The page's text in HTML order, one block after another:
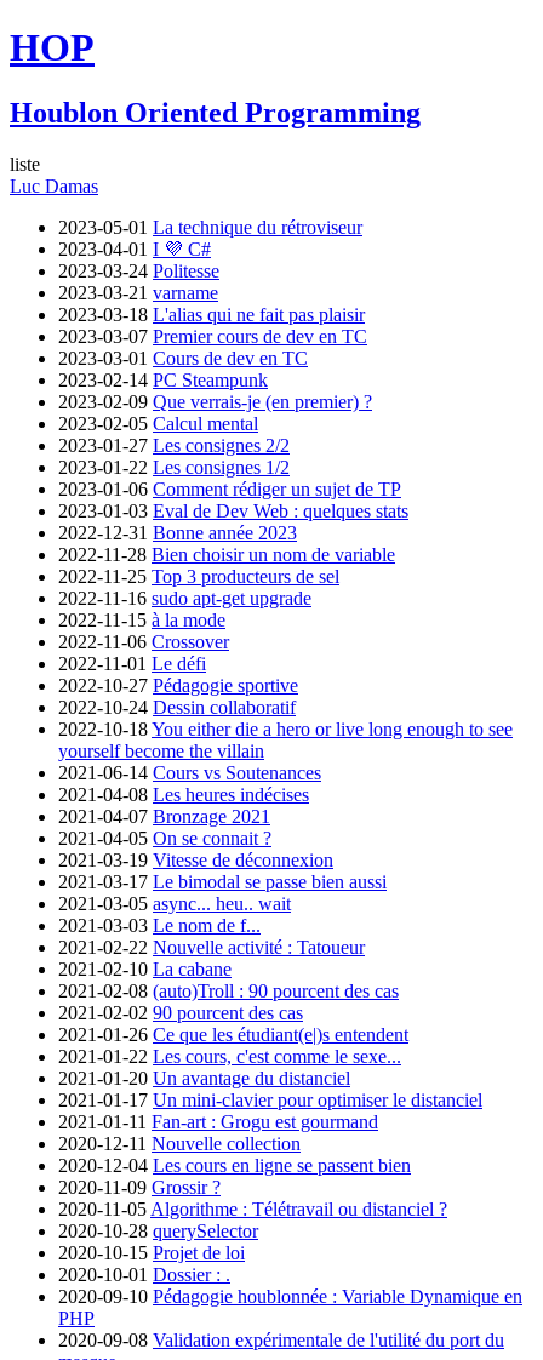
HOP
Houblon Oriented Programming
liste
Luc Damas
2023-05-01 La technique du rétroviseur
2023-04-01 I 💜 C#
2023-03-24 Politesse
2023-03-21 varname
2023-03-18 L'alias qui ne fait pas plaisir
2023-03-07 Premier cours de dev en TC
2023-03-01 Cours de dev en TC
2023-02-14 PC Steampunk
2023-02-09 Que verrais-je (en premier) ?
2023-02-05 Calcul mental
2023-01-27 Les consignes 2/2
2023-01-22 Les consignes 1/2
2023-01-06 Comment rédiger un sujet de TP
2023-01-03 Eval de Dev Web : quelques stats
2022-12-31 Bonne année 2023
2022-11-28 Bien choisir un nom de variable
2022-11-25 Top 3 producteurs de sel
2022-11-16 sudo apt-get upgrade
2022-11-15 à la mode
2022-11-06 Crossover
2022-11-01 Le défi
2022-10-27 Pédagogie sportive
2022-10-24 Dessin collaboratif
2022-10-18You either die a hero or live long enough to see
yourself become the villain
2021-06-14 Cours vs Soutenances
2021-04-08 Les heures indécises
2021-04-07 Bronzage 2021
2021-04-05 On se connait ?
2021-03-19 Vitesse de déconnexion
2021-03-17 Le bimodal se passe bien aussi
2021-03-05 async... heu.. wait
2021-03-03 Le nom de f...
2021-02-22 Nouvelle activité : Tatoueur
2021-02-10 La cabane
2021-02-08 (auto)Troll : 90 pourcent des cas
2021-02-02 90 pourcent des cas
2021-01-26 Ce que les étudiant(e|)s entendent
2021-01-22 Les cours, c'est comme le sexe...
2021-01-20 Un avantage du distanciel
2021-01-17 Un mini-clavier pour optimiser le distanciel
2021-01-11 Fan-art : Grogu est gourmand
2020-12-11 Nouvelle collection
2020-12-04 Les cours en ligne se passent bien
2020-11-09 Grossir ?
2020-11-05 Algorithme : Télétravail ou distanciel ?
2020-10-28 querySelector
2020-10-15 Projet de loi
2020-10-01 Dossier : .
2020-09-10 Pédagogie houblonnée : Variable Dynamique en
PHP
2020-09-08 Validation expérimentale de l'utilité du port du